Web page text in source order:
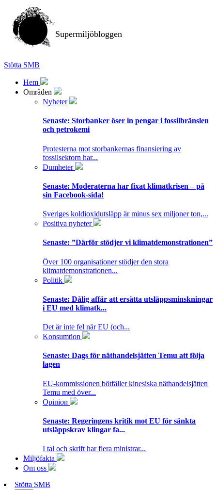
Supermiljöbloggen
Stötta SMB
Hem
Områden
Nyheter
Senaste: Storbanker öser in pengar i fossilbränslen
och petrokemi
Protesterna mot storbankernas finansiering av
fossilsektorn har...
Dumheter
Senaste: Moderaterna har fixat klimatkrisen – på
sin Facebook-sida!
Sveriges koldioxidutsläpp är minus sex miljoner ton,...
Positiva nyheter
Senaste: ”Därför stödjer vi klimatdemonstrationen”
Över 100 organisationer stödjer den stora
klimatdemonstrationen...
Politik
Senaste: Dålig affär att ersätta utsläppsminskningar
i EU med klimatk...
Det är inte fel när EU (och...
Konsumtion
Senaste: Dags för näthandelsjätten Temu att följa
lagen
EU-kommissionen bötfäller kinesiska näthandelsjätten
Temu med över...
Opinion
Senaste: Regeringens kritik mot EU för sänkta
utsläppskrav klingar fa...
I tal och skrift har flera ministrar...
Miljöfakta
Om oss
Stötta SMB